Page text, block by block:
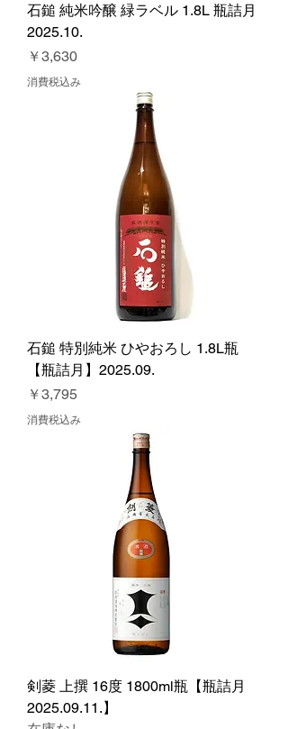
石鎚 純米吟醸 緑ラベル 1.8L 瓶詰月
2025.10.
価格
￥3,630
消費税込み
石鎚 特別純米 ひやおろし 1.8L瓶
【瓶詰月】2025.09.
価格
￥3,795
消費税込み
剣菱 上撰 16度 1800ml瓶【瓶詰月
2025.09.11.】